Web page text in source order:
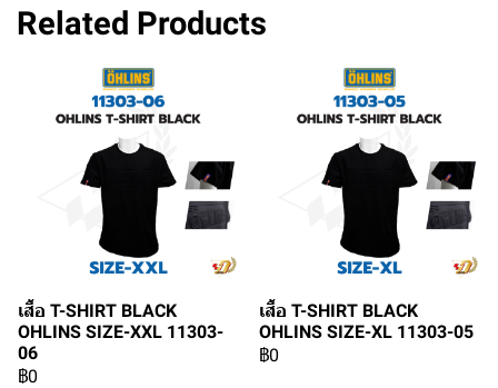
Related Products
เสื้อ T-SHIRT BLACK
OHLINS SIZE-XXL 11303-
06
฿0
เสื้อ T-SHIRT BLACK
OHLINS SIZE-XL 11303-05
฿0